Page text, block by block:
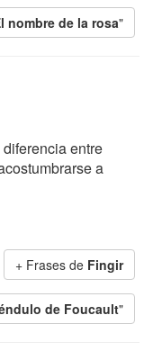
nombre de la rosa"
entre
a
+ Frases de Fingir
de Foucault"